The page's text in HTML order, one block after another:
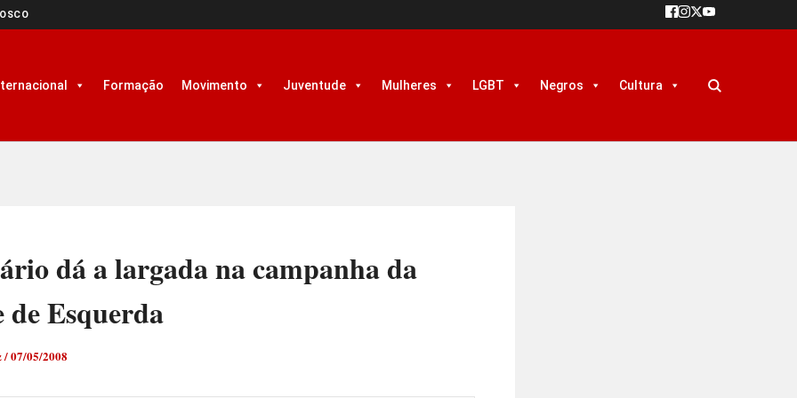
Formação Movimento Juventude Mulheres LGBT Negros Cultura
dá a largada na campanha da
Esquerda
/07/05/2008